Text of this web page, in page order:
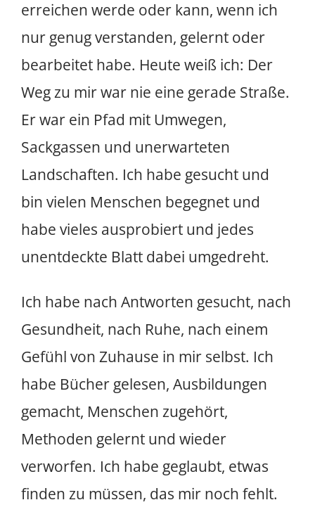
erreichen werde oder kann, wenn ich
nur genug verstanden, gelernt oder
bearbeitet habe. Heute weiß ich: Der
Weg zu mir war nie eine gerade Straße.
Er war ein Pfad mit Umwegen,
Sackgassen und unerwarteten
Landschaften. Ich habe gesucht und
bin vielen Menschen begegnet und
habe vieles ausprobiert und jedes
unentdeckte Blatt dabei umgedreht.
Ich habe nach Antworten gesucht, nach
Gesundheit, nach Ruhe, nach einem
Gefühl von Zuhause in mir selbst. Ich
habe Bücher gelesen, Ausbildungen
gemacht, Menschen zugehört,
Methoden gelernt und wieder
verworfen. Ich habe geglaubt, etwas
finden zu müssen, das mir noch fehlt.